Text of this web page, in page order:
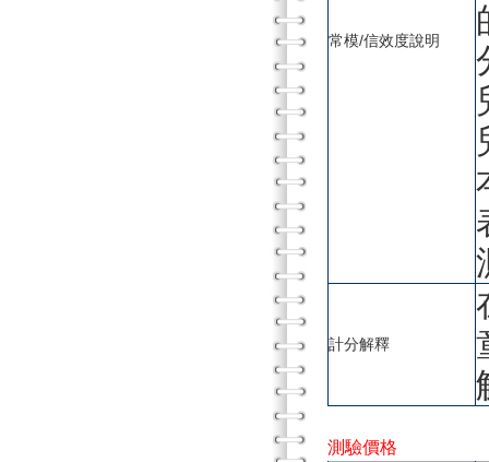
常模/信效度說明
計分解釋
測驗價格